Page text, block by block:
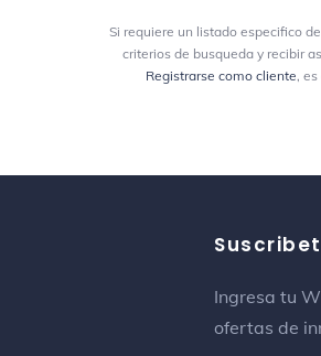
Si requiere un listado especifico
criterios de busqueda y recibir
Registrarse como cliente,
Ingresa tu
ofertas de